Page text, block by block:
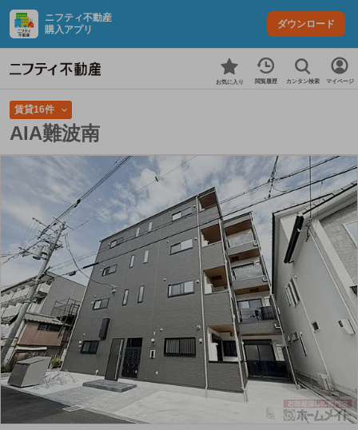
ニフティ不動産
購入アプリ
ダウンロード
お気に入り 閲覧履歴 カンタン検索 マイページ
賃貸16件
AIA難波南